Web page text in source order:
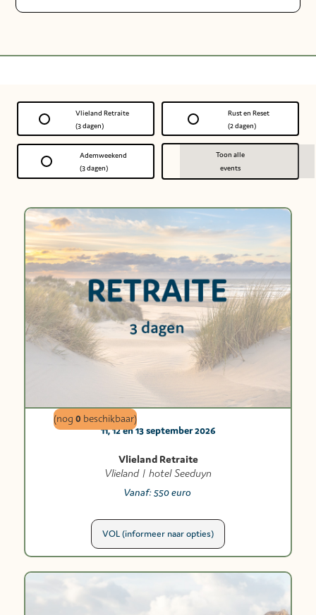
Vlieland Retraite
(3 dagen)
Rust en Reset
(2 dagen)
Ademweekend
(3 dagen)
Toon alle
events
(nog 0 beschikbaar)
11, 12 en 13 september 2026
Vlieland Retraite
Vlieland | hotel Seeduyn
Vanaf: 550 euro
VOL (informeer naar opties)